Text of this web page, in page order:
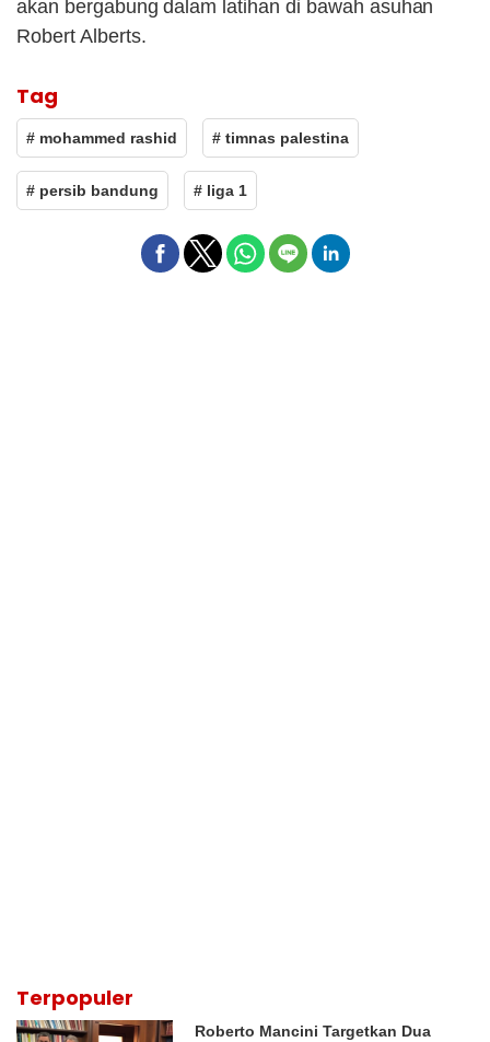
akan bergabung dalam latihan di bawah asuhan
Robert Alberts.
Tag
# mohammed rashid # timnas palestina
# persib bandung # liga 1
Terpopuler
Roberto Mancini Targetkan Dua